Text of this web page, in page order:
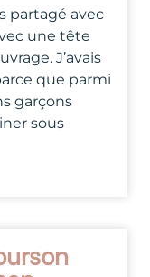
partagé avec
une tête
J’avais
que parmi
garçons
sous